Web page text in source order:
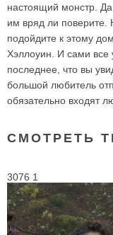
настоящий монстр.
им вряд ли поверите.
подойдите к этому
Хэллоуин. И сами все
последнее, что вы
большой любитель
обязательно входят
СМОТРЕТЬ
3076 1